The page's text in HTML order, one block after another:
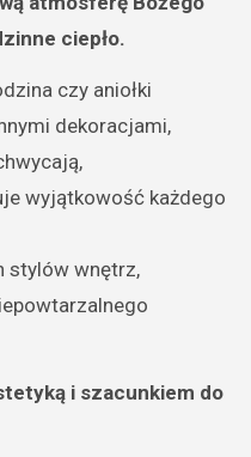
ciepło.
czy aniołki
dekoracjami,
wyjątkowość każdego
stylów wnętrz,
i szacunkiem do